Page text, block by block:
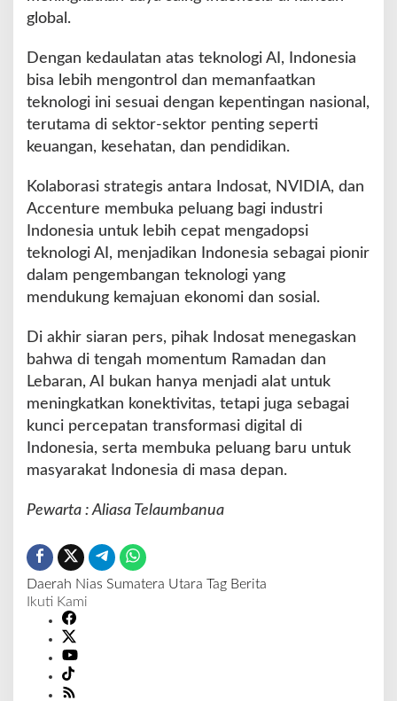
global.
Dengan kedaulatan atas teknologi AI, Indonesia
bisa lebih mengontrol dan memanfaatkan
teknologi ini sesuai dengan kepentingan nasional,
terutama di sektor-sektor penting seperti
keuangan, kesehatan, dan pendidikan.
Kolaborasi strategis antara Indosat, NVIDIA, dan
Accenture membuka peluang bagi industri
Indonesia untuk lebih cepat mengadopsi
teknologi AI, menjadikan Indonesia sebagai pionir
dalam pengembangan teknologi yang
mendukung kemajuan ekonomi dan sosial.
Di akhir siaran pers, pihak Indosat menegaskan
bahwa di tengah momentum Ramadan dan
Lebaran, AI bukan hanya menjadi alat untuk
meningkatkan konektivitas, tetapi juga sebagai
kunci percepatan transformasi digital di
Indonesia, serta membuka peluang baru untuk
masyarakat Indonesia di masa depan.
Pewarta : Aliasa Telaumbanua
Daerah Nias Sumatera Utara Tag Berita
Ikuti Kami